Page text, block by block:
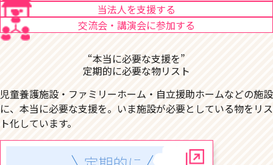
当法人を支援する
交流会・講演会に参加する
“本当に必要な支援を”
定期的に必要な物リスト
児童養護施設・ファミリーホーム・自立援助ホームなどの施設
に、本当に必要な支援を。いま施設が必要としている物をリス
ト化しています。